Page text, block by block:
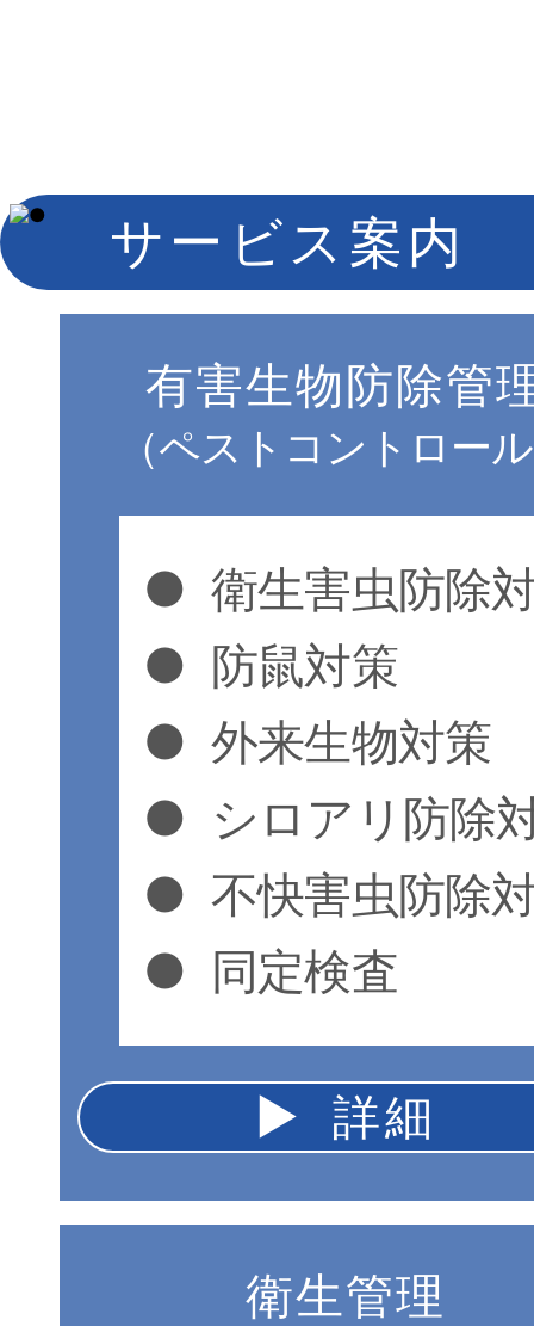
サービス案内
有害生物防除管
（ペストコントロー
● 衛生害虫防除
● 防鼠対策
● 外来生物対策
● シロアリ防除
● 不快害虫防除
● 同定検査
▶︎ 詳細
衛生管理